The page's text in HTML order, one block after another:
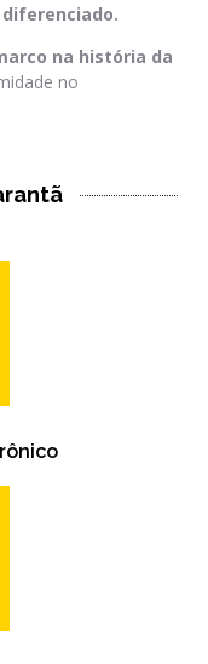
na história da
no